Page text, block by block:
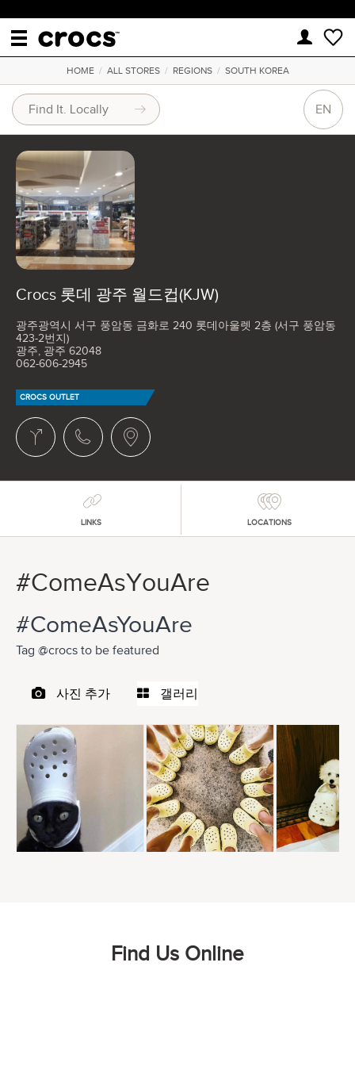
HOME/ ALL STORES/ REGIONS/ SOUTH KOREA
EN
Crocs 롯데 광주 월드컵(KJW)
광주광역시 서구 풍암동 금화로 240 롯데아울렛 2층 (서구 풍암동
423-2번지)
광주, 광주 62048
062-606-2945
CROCS OUTLET
LINKS LOCATIONS
#ComeAsYouAre
Find Us Online